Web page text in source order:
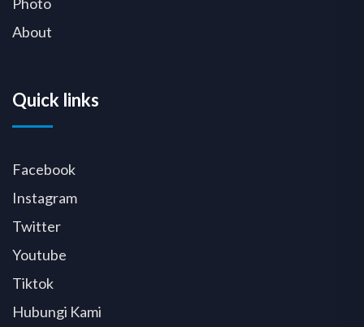
About
Quick links
Facebook
Instagram
Twitter
Youtube
Tiktok
Hubungi Kami